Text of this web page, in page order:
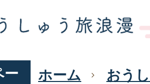
ー
ホーム おう